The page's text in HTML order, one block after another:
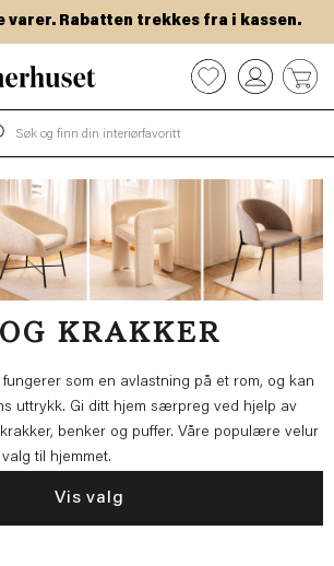
Rabatten trekkes fra i kassen.
0
KRAKKER
som en avlastning på et rom, og kan
uttrykk. Gi ditt hjem særpreg ved hjelp av
benker og puffer. Våre populære velur
til hjemmet.
Vis valg